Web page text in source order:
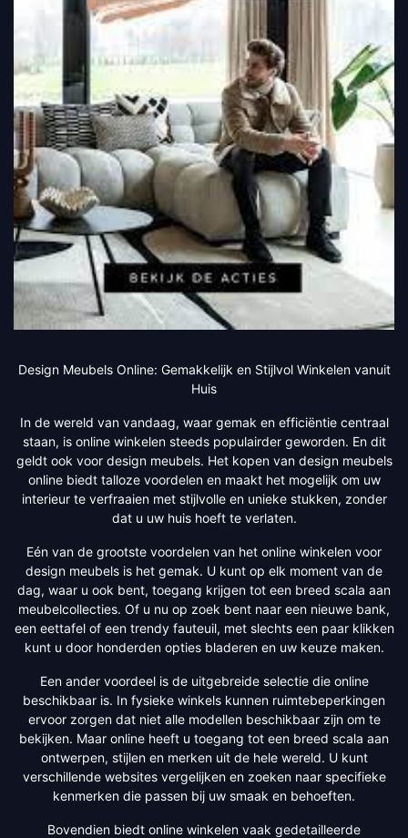
Design Meubels Online: Gemakkelijk en Stijlvol Winkelen vanuit
Huis
In de wereld van vandaag, waar gemak en efficiëntie centraal
staan, is online winkelen steeds populairder geworden. En dit
geldt ook voor design meubels. Het kopen van design meubels
online biedt talloze voordelen en maakt het mogelijk om uw
interieur te verfraaien met stijlvolle en unieke stukken, zonder
dat u uw huis hoeft te verlaten.
Eén van de grootste voordelen van het online winkelen voor
design meubels is het gemak. U kunt op elk moment van de
dag, waar u ook bent, toegang krijgen tot een breed scala aan
meubelcollecties. Of u nu op zoek bent naar een nieuwe bank,
een eettafel of een trendy fauteuil, met slechts een paar klikken
kunt u door honderden opties bladeren en uw keuze maken.
Een ander voordeel is de uitgebreide selectie die online
beschikbaar is. In fysieke winkels kunnen ruimtebeperkingen
ervoor zorgen dat niet alle modellen beschikbaar zijn om te
bekijken. Maar online heeft u toegang tot een breed scala aan
ontwerpen, stijlen en merken uit de hele wereld. U kunt
verschillende websites vergelijken en zoeken naar specifieke
kenmerken die passen bij uw smaak en behoeften.
Bovendien biedt online winkelen vaak gedetailleerde